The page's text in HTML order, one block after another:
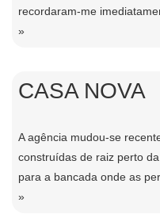
recordaram-me
»
CASA NOVA
A agência mudou-se
construí­das de raiz perto
para a bancada onde as
»